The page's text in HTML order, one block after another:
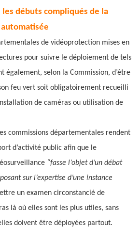
les débuts compliqués de la
de vidéoprotection mises en
pour suivre le déploiement de tels
également, selon la Commission, d’être
feu vert soit obligatoirement recueilli
de caméras ou utilisation de
commissions départementales rendent
d’activité public afin que le
“fasse l’objet d’un débat
sur l’expertise d’une instance
un examen circonstancié de
là où elles sont les plus utiles, sans
doivent être déployées partout.